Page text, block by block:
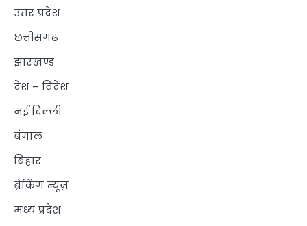
उत्तर प्रदेश
छत्तीसगढ़
झारखण्ड
देश – विदेश
नई दिल्ली
बंगाल
बिहार
ब्रेकिंग न्यूज़
मध्य प्रदेश